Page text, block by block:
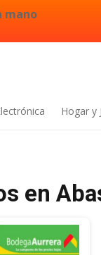
mano
Hogar y
en